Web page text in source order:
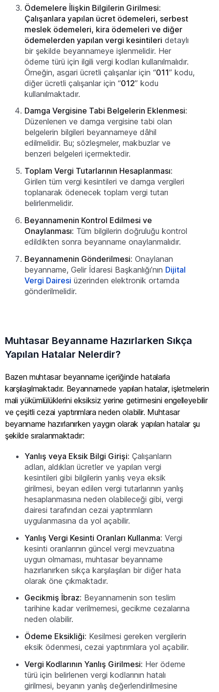
Ödemelere İlişkin Bilgilerin Girilmesi:
Çalışanlara yapılan ücret ödemeleri, serbest
meslek ödemeleri, kira ödemeleri ve diğer
ödemelerden yapılan vergi kesintileri detaylı
bir şekilde beyannameye işlenmelidir. Her
ödeme türü için ilgili vergi kodları kullanılmalıdır.
Örneğin, asgari ücretli çalışanlar için “011” kodu,
diğer ücretli çalışanlar için “012” kodu
kullanılmaktadır.
Damga Vergisine Tabi Belgelerin Eklenmesi:
Düzenlenen ve damga vergisine tabi olan
belgelerin bilgileri beyannameye dâhil
edilmelidir. Bu; sözleşmeler, makbuzlar ve
benzeri belgeleri içermektedir.
Toplam Vergi Tutarlarının Hesaplanması:
Girilen tüm vergi kesintileri ve damga vergileri
toplanarak ödenecek toplam vergi tutarı
belirlenmelidir.
Beyannamenin Kontrol Edilmesi ve
Onaylanması: Tüm bilgilerin doğruluğu kontrol
edildikten sonra beyanname onaylanmalıdır.
Beyannamenin Gönderilmesi: Onaylanan
beyanname, Gelir İdaresi Başkanlığı’nın Dijital
Vergi Dairesi üzerinden elektronik ortamda
gönderilmelidir.
Muhtasar Beyanname Hazırlarken Sıkça
Yapılan Hatalar Nelerdir?
Bazen muhtasar beyanname içeriğinde hatalarla
karşılaşılmaktadır. Beyannamede yapılan hatalar, işletmelerin
mali yükümlülüklerini eksiksiz yerine getirmesini engelleyebilir
ve çeşitli cezai yaptırımlara neden olabilir. Muhtasar
beyanname hazırlanırken yaygın olarak yapılan hatalar şu
şekilde sıralanmaktadır:
Yanlış veya Eksik Bilgi Girişi: Çalışanların
adları, aldıkları ücretler ve yapılan vergi
kesintileri gibi bilgilerin yanlış veya eksik
girilmesi, beyan edilen vergi tutarlarının yanlış
hesaplanmasına neden olabileceği gibi, vergi
dairesi tarafından cezai yaptırımların
uygulanmasına da yol açabilir.
Yanlış Vergi Kesinti Oranları Kullanma: Vergi
kesinti oranlarının güncel vergi mevzuatına
uygun olmaması, muhtasar beyanname
hazırlanırken sıkça karşılaşılan bir diğer hata
olarak öne çıkmaktadır.
Gecikmiş İbraz: Beyannamenin son teslim
tarihine kadar verilmemesi, gecikme cezalarına
neden olabilir.
Ödeme Eksikliği: Kesilmesi gereken vergilerin
eksik ödenmesi, cezai yaptırımlara yol açabilir.
Vergi Kodlarının Yanlış Girilmesi: Her ödeme
türü için belirlenen vergi kodlarının hatalı
girilmesi, beyanın yanlış değerlendirilmesine